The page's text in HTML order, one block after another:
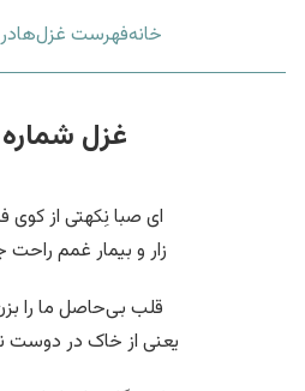
خانهفهرست غزل‌ها
غزل شماره ۲۴۸
ای صبا نِکهتی از کوی
زار و بیمار غمم راحت
قلب بی‌حاصل ما را
یعنی از خاک در دوست